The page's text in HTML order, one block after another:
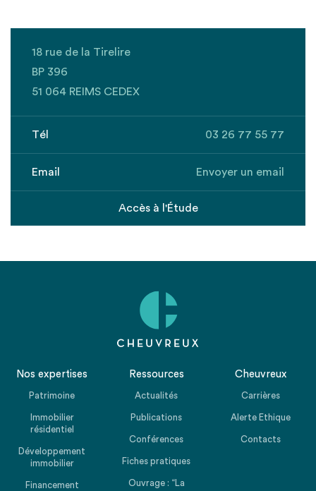
18 rue de la Tirelire
BP 396
51 064 REIMS CEDEX
Tél 03 26 77 55 77
Email Envoyer un email
Accès à l'Étude
Nos expertises
Patrimoine
Immobilier
résidentiel
Développement
immobilier
Financement
Ressources
Actualités
Publications
Conférences
Fiches pratiques
Ouvrage : “La
Cheuvreux
Carrières
Alerte Ethique
Contacts